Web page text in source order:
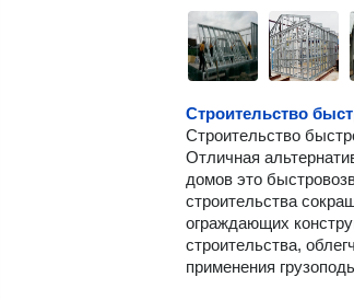
Строительство
Отличная
домов это
строительства
ограждающих
строительства,
применения